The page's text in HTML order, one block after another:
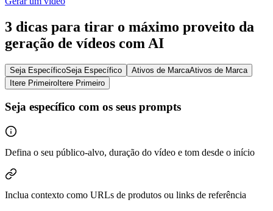
3 dicas para tirar o máximo proveito da
geração de vídeos com AI
Seja EspecíficoSeja Específico Ativos de MarcaAtivos de Marca
Itere PrimeiroItere Primeiro
Seja específico com os seus prompts
Defina o seu público-alvo, duração do vídeo e tom desde o início
Inclua contexto como URLs de produtos ou links de referência